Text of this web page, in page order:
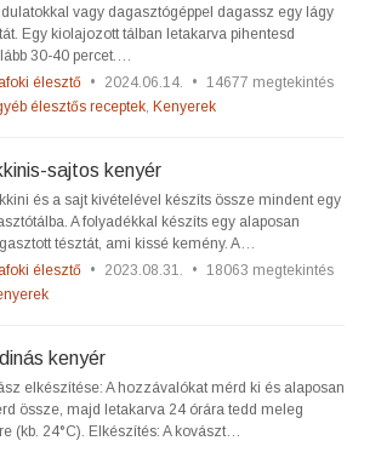
vagy dagasztógéppel dagassz egy lágy
Egy kiolajozott tálban letakarva pihentesd
30-40 percet.…
élesztő • 2024.06.14. • 14677 megtekintés
élesztős receptek, Kenyerek
sajtos kenyér
és a sajt kivételével készíts össze mindent egy
A folyadékkal készíts egy alaposan
tésztát, ami kissé kemény. A…
élesztő • 2023.08.31. • 18063 megtekintés
kenyér
elkészítése: A hozzávalókat mérd ki és alaposan
össze, majd letakarva 24 órára tedd meleg
(kb. 24°C). Elkészítés: A kovászt…